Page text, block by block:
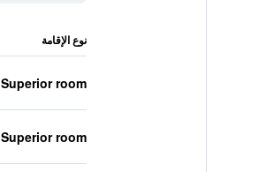
نوع الإقامة
Superior room، نوع السرير غير معروف
Superior room، نوع السرير غير معروف